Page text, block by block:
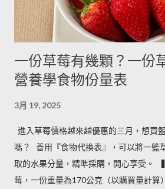
一份草莓有幾顆？一份
營養學食物份量表
3月 19, 2025
進入草莓價格越來越優惠的三月，想買
嗎？ ​ 善用『食物代換表』，可以將一籃
取的水果分量，精準採購，開心享受。
莓，一份重量為170公克（以購買量計算